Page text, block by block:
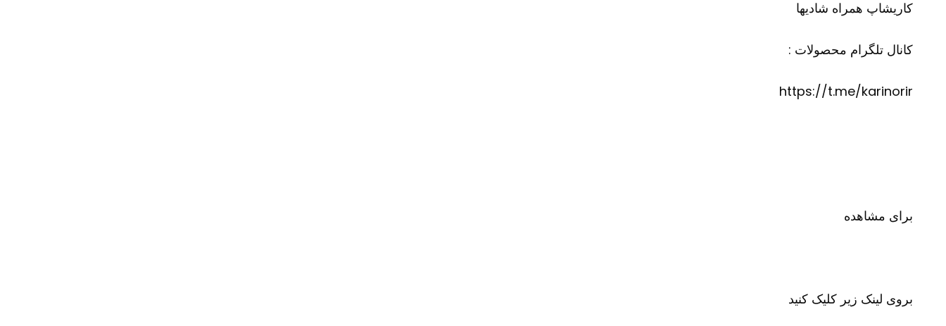
کاریشاپ همراه شادیها
کانال تلگرام محصولات :
https://t.me/karinorir
برای مشاهده
بروی لینک زیر کلیک کنید